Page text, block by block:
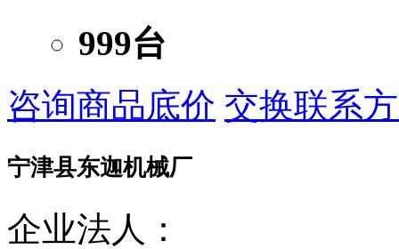
999台
咨询商品底价 交换联系
宁津县东迦机械厂
企业法人：